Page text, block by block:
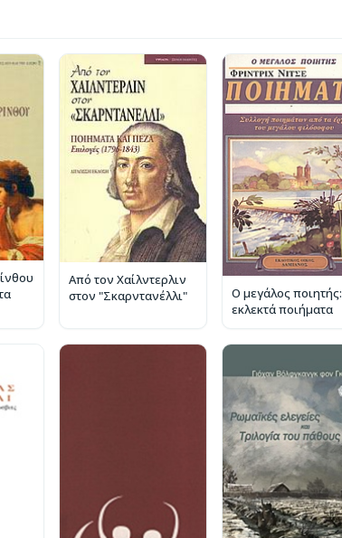
Από τον Χαίλντερλιν
στον "Σκαρντανέλλι"
Ο μεγάλος ποιητής:
εκλεκτά ποιήματα